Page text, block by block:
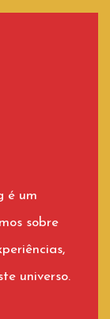
é um
sobre
universo.